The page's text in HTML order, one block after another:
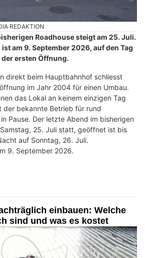
REDAKTION
Roadhouse steigt am 25. Juli.
am 9. September 2026, auf den Tag
ersten Öffnung.
direkt beim Hauptbahnhof schliesst
im Jahr 2004 für einen Umbau.
das Lokal an keinem einzigen Tag
der bekannte Betrieb für rund
Pause. Der letzte Abend im bisherigen
25. Juli statt, geöffnet ist bis
auf Sonntag, 26. Juli.
9. September 2026.
einbauen: Welche
sind und was es kostet